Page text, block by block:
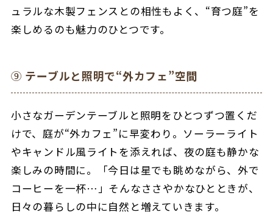
ュラルな木製フェンスとの相性もよく、“育つ庭”を
楽しめるのも魅力のひとつです。
⑨ テーブルと照明で“外カフェ”空間
小さなガーデンテーブルと照明をひとつずつ置くだ
けで、庭が“外カフェ”に早変わり。 ソーラーライト
やキャンドル風ライトを添えれば、夜の庭も静かな
楽しみの時間に。「今日は星でも眺めながら、外で
コーヒーを一杯…」そんなささやかなひとときが、
日々の暮らしの中に自然と増えていきます。